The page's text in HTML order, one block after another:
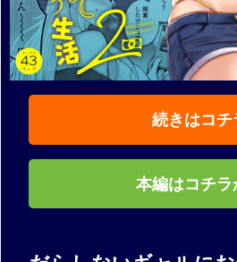
続きはコチ
本編はコチラ